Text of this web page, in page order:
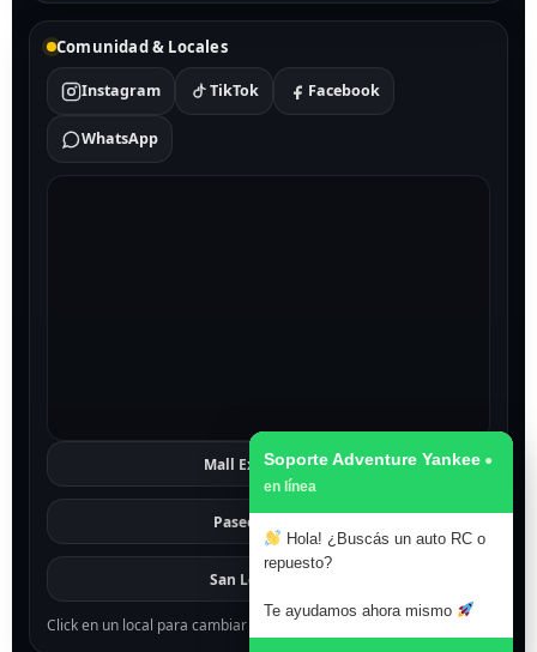
Comunidad & Locales
Instagram TikTok Facebook
WhatsApp
Mall Excelsior Ver
Paseo 1811
San Lorenzo
Click en un local para cambiar el mapa.
Soporte Adventure Yankee
Hola! ¿Buscás un auto RC o
repuesto?
Te ayudamos ahora mismo